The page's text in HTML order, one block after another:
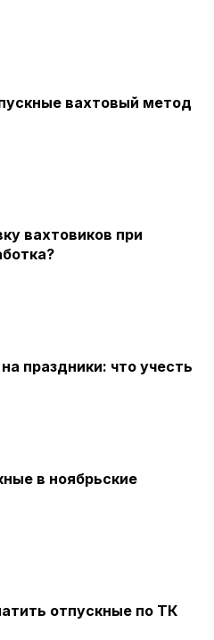
вахтовый метод
вахтовиков при
праздники: что учесть
в ноябрьские
отпускные по ТК